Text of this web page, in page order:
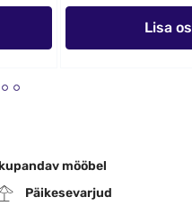
Lisa
mööbel
Päikesevarjud